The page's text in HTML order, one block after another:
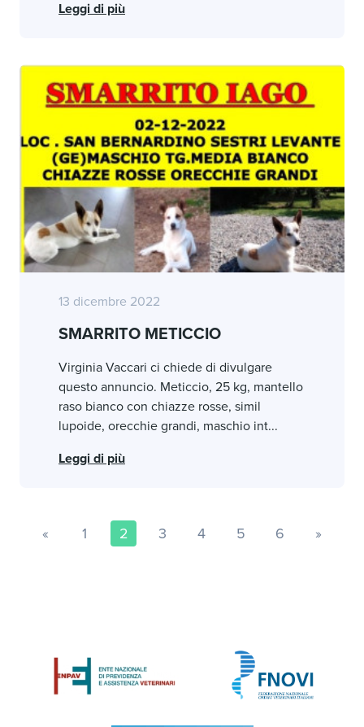
Leggi di più
13 dicembre 2022
SMARRITO METICCIO
Virginia Vaccari ci chiede di divulgare
questo annuncio. Meticcio, 25 kg, mantello
raso bianco con chiazze rosse, simil
lupoide, orecchie grandi, maschio int...
Leggi di più
« 1 2 3 4 5 6 »